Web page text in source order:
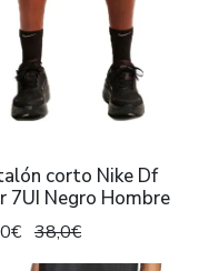
corto Nike Df
7UI Negro Hombre
38,0€